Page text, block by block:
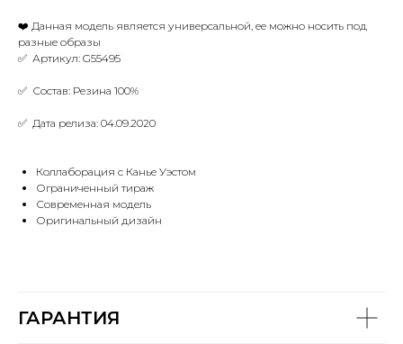
❤️ Данная модель является универсальной, ее можно носить под
разные образы
✅ Артикул: G55495
✅ Состав: Резина 100%
✅ Дата релиза: 04.09.2020
Коллаборация с Канье Уэстом
Ограниченный тираж
Современная модель
Оригинальный дизайн
ГАРАНТИЯ